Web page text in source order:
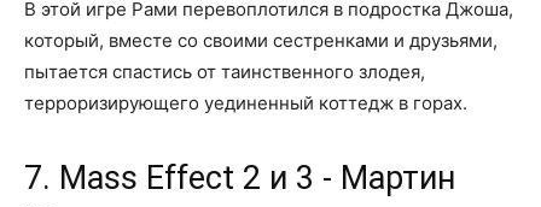
В этой игре Рами перевоплотился в подростка Джоша,
который, вместе со своими сестренками и друзьями,
пытается спастись от таинственного злодея,
терроризирующего уединенный коттедж в горах.
7. Mass Effect 2 и 3 - Мартин